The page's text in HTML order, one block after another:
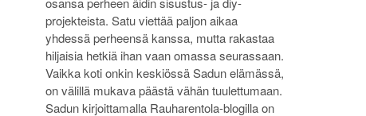
projekteista. Satu viettää paljon aikaa
yhdessä perheensä kanssa, mutta rakastaa
hiljaisia hetkiä ihan vaan omassa seurassaan.
Vaikka koti onkin keskiössä Sadun elämässä,
on välillä mukava päästä vähän tuulettumaan.
Sadun kirjoittamalla Rauharentola-blogilla on